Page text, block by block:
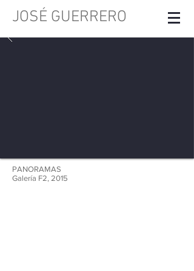
JOSÉ GUERRERO
PANORAMAS
Galería F2, 2015